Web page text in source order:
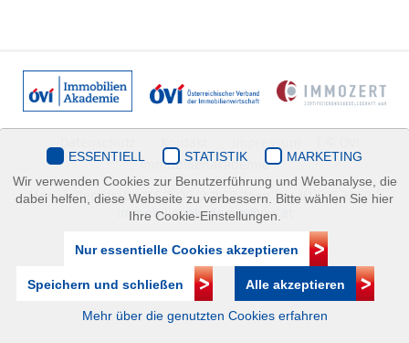
Immobilienakademie
Mariahilfer Straße 116/2.OG/2 1070 Wien | +43(1)505 32 50 |
immobilienakademie@ovi.at
ESSENTIELL STATISTIK
MARKETING
Wir verwenden Cookies zur Benutzerführung und Webanalyse, die
dabei helfen, diese Webseite zu verbessern. Bitte wählen Sie hier
Ihre Cookie-Einstellungen.
Nur essentielle Cookies akzeptieren
Speichern und schließen Alle akzeptieren
Mehr über die genutzten Cookies erfahren